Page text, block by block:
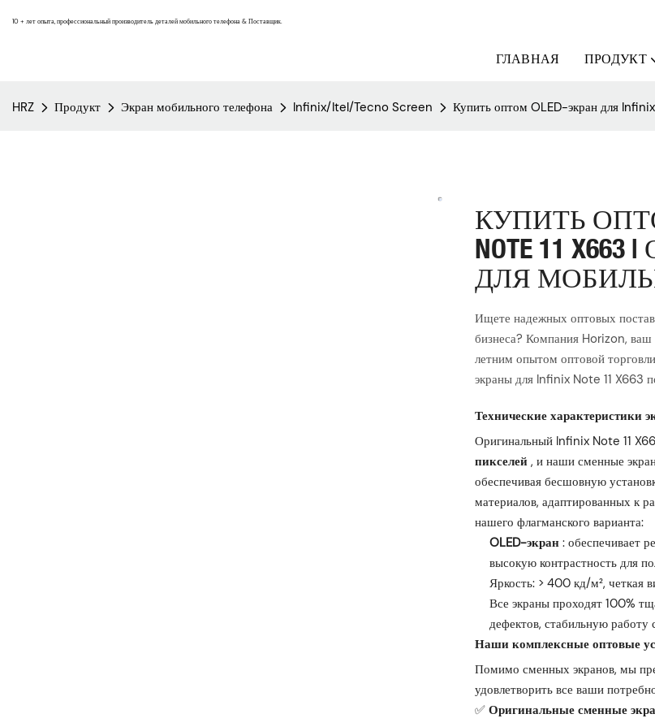
10 + лет опыта, профессиональный производитель деталей мобильного телефона & Поставщик.
ГЛАВНАЯ ПРОДУКТ
HRZ Продукт Экран мобильного телефона Infinix/Itel/Tecno Screen Купить оптом OLED-экран для
КУПИТЬ
NOTE 11
ДЛЯ
Ищете надежных оптовых
бизнеса? Компания Horizon,
летним опытом оптовой
экраны для Infinix Note 11 X663
Технические характеристики
Оригинальный Infinix Note 11
пикселей , и наши сменные
обеспечивая бесшовную
материалов, адаптированных к
нашего флагманского варианта:
OLED-экран : обеспечивает
высокую контрастность для
Яркость: > 400 кд/м², четкая
Все экраны проходят 100%
дефектов, стабильную работу
Наши комплексные оптовые
Помимо сменных экранов, мы
удовлетворить все ваши
✅ Оригинальные сменные